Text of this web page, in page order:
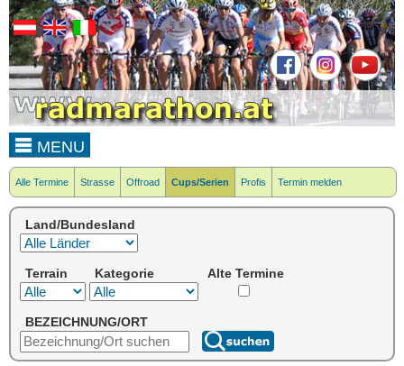
MENU
Alle Termine Strasse Offroad Cups/Serien Profis Termin melden
Land/Bundesland
Terrain Kategorie Alte Termine
BEZEICHNUNG/ORT